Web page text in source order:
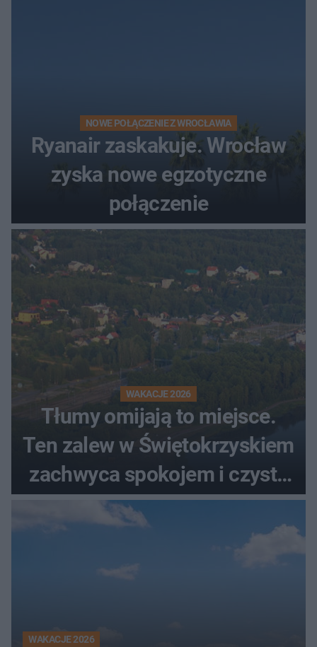
NOWE POŁĄCZENIE Z WROCŁAWIA
Ryanair zaskakuje. Wrocław
zyska nowe egzotyczne
połączenie
WAKACJE 2026
Tłumy omijają to miejsce.
Ten zalew w Świętokrzyskiem
zachwyca spokojem i czystą
wodą
WAKACJE 2026